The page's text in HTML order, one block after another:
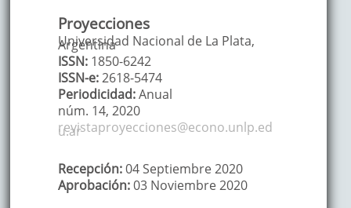
Proyecciones
Universidad Nacional de La Plata,
Argentina
ISSN: 1850-6242
ISSN-e:2618-5474
Periodicidad:Anual
núm. 14, 2020
revistaproyecciones@econo.unlp.ed
u.ar
Recepción:04 Septiembre 2020
Aprobación:03 Noviembre 2020